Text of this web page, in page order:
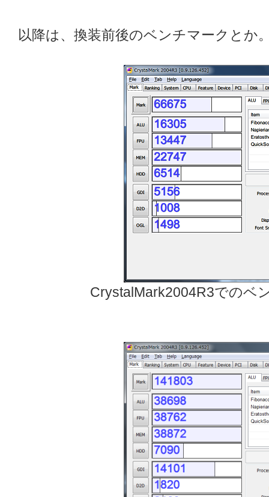
以降は、換装前後のベンチマークとか
CrystalMark2004R3でのベ